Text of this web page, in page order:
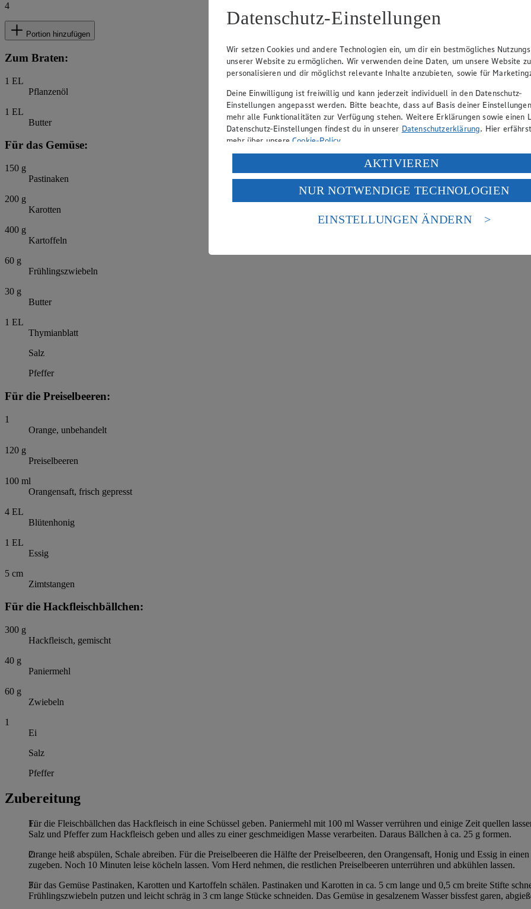
4
Portion hinzufügen
Zum Braten:
1 EL
Pflanzenöl
1 EL
Butter
Für das Gemüse:
150 g
Pastinaken
200 g
Karotten
400 g
Kartoffeln
60 g
Frühlingszwiebeln
30 g
Butter
1 EL
Thymianblatt
Salz
Pfeffer
Für die Preiselbeeren:
1
Orange, unbehandelt
120 g
Preiselbeeren
100 ml
Orangensaft, frisch gepresst
4 EL
Blütenhonig
1 EL
Essig
5 cm
Zimtstangen
Für die Hackfleischbällchen:
300 g
Hackfleisch, gemischt
40 g
Paniermehl
60 g
Zwiebeln
1
Ei
Salz
Pfeffer
Zubereitung
Für die Fleischbällchen das Hackfleisch in eine Schüssel geben. Paniermehl mit 100 ml Wasser verrühren und einige Zeit quellen
Salz und Pfeffer zum Hackfleisch geben und alles zu einer geschmeidigen Masse verarbeiten. Daraus Bällchen à ca. 25 g formen.
Orange heiß abspülen, Schale abreiben. Für die Preiselbeeren die Hälfte der Preiselbeeren, den Orangensaft, Honig und Essig in
zugeben. Noch 10 Minuten leise köcheln lassen. Vom Herd nehmen, die restlichen Preiselbeeren unterrühren und abkühlen lassen.
Für das Gemüse Pastinaken, Karotten und Kartoffeln schälen. Pastinaken und Karotten in ca. 5 cm lange und 0,5 cm breite Stifte
Frühlingszwiebeln putzen und leicht schräg in 3 cm lange Stücke schneiden. Das Gemüse in gesalzenem Wasser bissfest garen,
Datenschutz-Einstellungen
Wir setzen Cookies und andere Technologien ein, um dir ein bestmögliches
unserer Website zu ermöglichen. Wir verwenden deine Daten, um unsere Website zu
personalisieren und dir möglichst relevante Inhalte anzubieten, sowie für
Deine Einwilligung ist freiwillig und kann jederzeit individuell in den Datenschutz-
Einstellungen angepasst werden. Bitte beachte, dass auf Basis deiner
mehr alle Funktionalitäten zur Verfügung stehen. Weitere Erklärungen sowie einen
Datenschutz-Einstellungen findest du in unserer Datenschutzerklärung. Hier
mehr über unsereCookie-Policy.
Verarbeitung deiner personenbezogenen Daten in den USA durch Facebook und
Wenn du auf „Aktivieren“ klickst, willigst du im Sinne des Art. 49 Abs. 1 Satz 1 lit.
ein, dass deine Daten in den USA verarbeitet werden. Der EuGH sieht die USA als
einem nach europäischen Standards nicht angemessenen Datenschutzniveau an. Es
Risiko eines Zugriffs durch US-amerikanische Behörden.
AKTIVIEREN
NUR NOTWENDIGE TECHNOLOGIEN
EINSTELLUNGEN ÄNDERN